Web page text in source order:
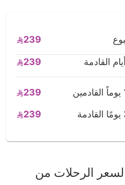
239
239
239
239
الرحلات من